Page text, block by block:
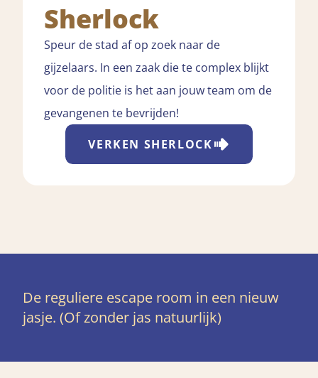
Sherlock
Speur de stad af op zoek naar de
gijzelaars. In een zaak die te complex blijkt
voor de politie is het aan jouw team om de
gevangenen te bevrijden!
VERKEN SHERLOCK
De reguliere escape room in een nieuw
jasje. (Of zonder jas natuurlijk)